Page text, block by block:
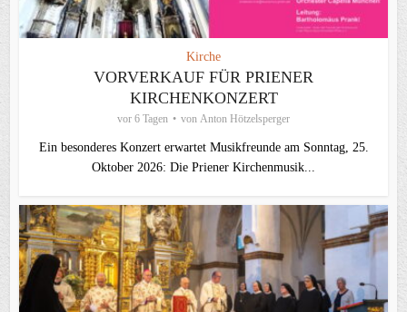
Kirche
VORVERKAUF FÜR PRIENER
KIRCHENKONZERT
vor 6 Tagen von Anton Hötzelsperger
Ein besonderes Konzert erwartet Musikfreunde am Sonntag, 25.
Oktober 2026: Die Priener Kirchenmusik...